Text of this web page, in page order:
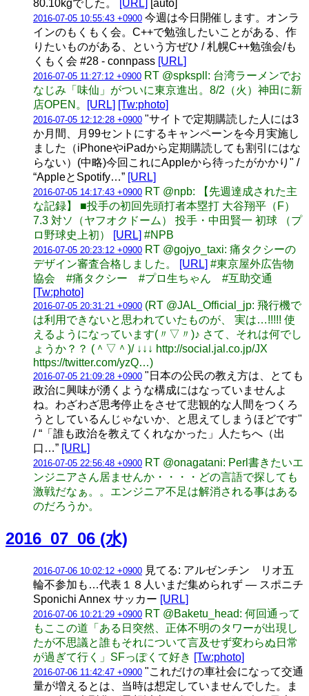
80.10kgでした。 [URL] [auto]
2016-07-05 10:55:43 +0900 今週は今日開催します。オンラ
インのもくもく会。C++で勉強したいことがある、作
りたいものがある、という方ぜひ / 札幌C++勉強会/も
くもく会 #28 - connpass [URL]
2016-07-05 11:27:12 +0900 RT @spkspll: 台湾ラーメンでお
なじみ「味仙」がついに東京進出。8/2（火）神田に新
店OPEN。
[URL] [Tw:photo]
2016-07-05 12:12:28 +0900 "サイトで定期購読した人には3
か月間、月99セントにするキャンペーンを今月実施し
ました（iPhoneやiPadから定期購読しても割引にはな
らない）(中略)今回これにAppleから待ったがかかり" /
“AppleとSpotify…” [URL]
2016-07-05 14:17:43 +0900 RT @npb: 【先週達成された主
な記録】 ■投手の初回先頭打者本塁打 大谷翔平（F）
7.3 対ソ（ヤフオクドーム） 投手・中田賢一 初球 （プ
ロ野球史上初）
[URL] #NPB
2016-07-05 20:23:12 +0900 RT @gojyo_taxi: 痛タクシーの
デザイン審査合格しました。
[URL] #東京屋外広告物
協会 #痛タクシー #プロ生ちゃん #互助交通
[Tw:photo]
2016-07-05 20:31:21 +0900 (RT @JAL_Official_jp: 飛行機で
は利用できないと思われていたものが、 実は…!!!!! 使
えるようになっています(〃▽〃)♪ さて、それは何でし
ょうか？？ (＾▽＾)/ ↓↓↓ http://social.jal.co.jp/JX
https://twitter.com/yzQ…)
2016-07-05 21:09:28 +0900 "日本の公民の教え方は、とても
政治に興味が湧くような構成にはなっていませんよ
ね。わざわざ思考停止をさせて悲観的な人間をつくろ
うとしているんじゃないか、と思えてしまうほどです"
/ “「誰も政治を教えてくれなかった」人たちへ（出
口…” [URL]
2016-07-05 22:56:48 +0900 RT @onagatani: Perl書きたいエ
ンジニアさん居ませんか・・・・どの言語で探しても
激戦だなぁ。。エンジニア不足は解消される事はある
のだろうか。
2016_07_06 (水)
2016-07-06 10:02:12 +0900 見てる: アルゼンチン リオ五
輪不参加も…代表１８人いまだ集められず ― スポニチ
Sponichi Annex サッカー [URL]
2016-07-06 10:21:29 +0900 RT @Baketu_head: 何回通って
もここの道「ある日突然、正体不明のタワーが出現し
たが不思議と誰もそれについて言及せず変わらぬ日常
が過ぎて行く」SFっぽくて好き [Tw:photo]
2016-07-06 11:42:47 +0900 "これだけの車社会になって交通
量が増えるとは、当時は想定していませんでした。ま